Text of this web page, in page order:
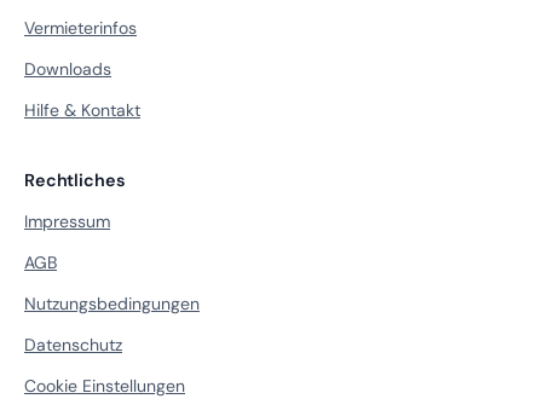
Vermieterinfos
Downloads
Hilfe & Kontakt
Rechtliches
Impressum
AGB
Nutzungsbedingungen
Datenschutz
Cookie Einstellungen